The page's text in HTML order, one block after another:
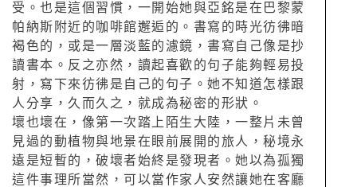
受。也是這個習慣，一開始她與亞銘是在巴黎蒙
帕納斯附近的咖啡館邂逅的。書寫的時光彷彿暗
褐色的，或是一層淡藍的濾鏡，書寫自己像是抄
讀書本。反之亦然，讀起喜歡的句子能夠輕易投
射，寫下來彷彿是自己的句子。她不知道怎樣跟
人分享，久而久之，就成為秘密的形狀。
壞也壞在，像第一次踏上陌生大陸，一整片未曾
見過的動植物與地景在眼前展開的旅人，秘境永
遠是短暫的，破壞者始終是發現者。她以為孤獨
這件事理所當然，可以當作家人安然讓她在客廳